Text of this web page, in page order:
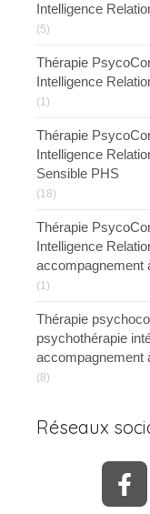
Intelligence
(5)
Thérapie
Intelligence
(1)
Thérapie
Intelligence
Sensible PHS
(18)
Thérapie
Intelligence
accompagnement
(1)
Thérapie
psychothérapie
accompagnement
(8)
Réseaux